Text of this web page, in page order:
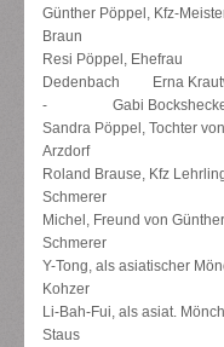
Günther
Braun
Resi Pöppel,
Dedenbach Erna
- Gabi
Sandra Pöppel,
Arzdorf
Roland Brause, Kfz
Schmerer
Michel, Freund
Schmerer
Y-Tong, als
Kohzer
Li-Bah-Fui, als
Staus